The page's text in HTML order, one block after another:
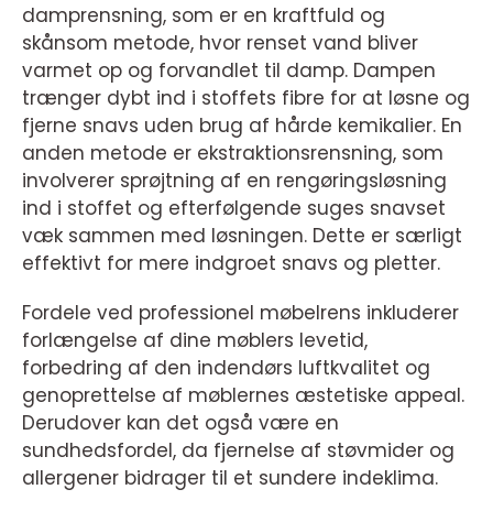
damprensning, som er en kraftfuld og
skånsom metode, hvor renset vand bliver
varmet op og forvandlet til damp. Dampen
trænger dybt ind i stoffets fibre for at løsne og
fjerne snavs uden brug af hårde kemikalier. En
anden metode er ekstraktionsrensning, som
involverer sprøjtning af en rengøringsløsning
ind i stoffet og efterfølgende suges snavset
væk sammen med løsningen. Dette er særligt
effektivt for mere indgroet snavs og pletter.
Fordele ved professionel møbelrens inkluderer
forlængelse af dine møblers levetid,
forbedring af den indendørs luftkvalitet og
genoprettelse af møblernes æstetiske appeal.
Derudover kan det også være en
sundhedsfordel, da fjernelse af støvmider og
allergener bidrager til et sundere indeklima.